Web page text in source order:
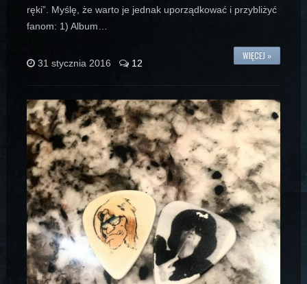
ręki”. Myślę, że warto je jednak uporządkować i przybliżyć
fanom: 1) Album…
WIĘCEJ »
31 stycznia 2016 12